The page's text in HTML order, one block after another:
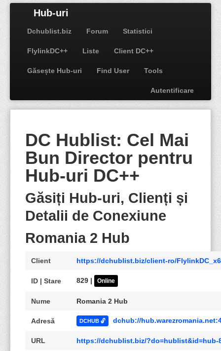
Hub-uri
Dchublist.biz Forum Statistici
FlylinkDC++ Liste Client DC++
Găsește Hub-uri Find User Tools
Autentificare
DC Hublist: Cel Mai
Bun Director pentru
Hub-uri DC++
Găsiți Hub-uri, Clienți și
Detalii de Conexiune
Romania 2 Hub
Client https://dchublist.biz/client-ro/
ID | Stare 829 | Online
Nume Romania 2 Hub
Adresă DCHUB 🔓 dchub://
URL https://dchublist.biz/?do=hublist&id=hub-